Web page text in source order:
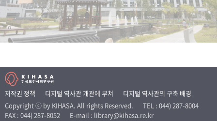
세계와 함께 한 KIHASA
VR 역사관
저작권 정책 디지털 역사관 개관에 부쳐
디지털 역사관의 구축 배경
Copyright ⓒ by KIHASA. All rights Reserved.
TEL : 044) 287-8004
FAX : 044) 287-8052
E-mail : library@kihasa.re.kr